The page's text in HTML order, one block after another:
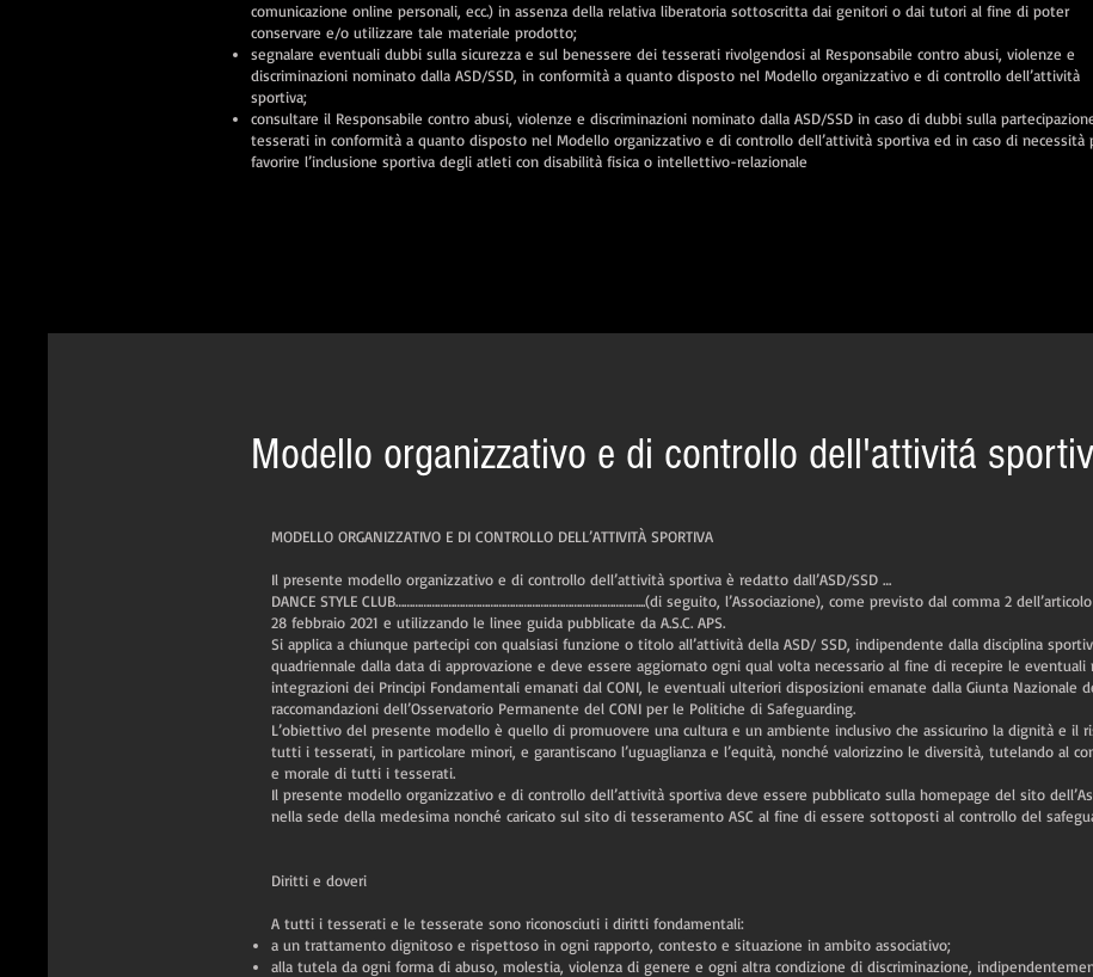
comunicazione online personali, ecc.) in assenza della relativa liberatoria sottoscritta dai genitori o dai tutori al fine di poter
conservare e/o utilizzare tale materiale prodotto;
segnalare eventuali dubbi sulla sicurezza e sul benessere dei tesserati rivolgendosi al Responsabile contro abusi, violenze e
discriminazioni nominato dalla ASD/SSD, in conformità a quanto disposto nel Modello organizzativo e di controllo dell’attività
sportiva;
consultare il Responsabile contro abusi, violenze e discriminazioni nominato dalla ASD/SSD in caso di dubbi sulla
tesserati in conformità a quanto disposto nel Modello organizzativo e di controllo dell’attività sportiva ed in caso di necessità
favorire l’inclusione sportiva degli atleti con disabilità fisica o intellettivo-relazionale
Modello organizzativo e di controllo dell'attivitá
MODELLO ORGANIZZATIVO E DI CONTROLLO DELL’ATTIVITÀ SPORTIVA
Il presente modello organizzativo e di controllo dell’attività sportiva è redatto dall’ASD/SSD …
DANCE STYLE CLUB……………………………………………………………………………...(di seguito, l’Associazione), come previsto dal comma 2
28 febbraio 2021 e utilizzando le linee guida pubblicate da A.S.C. APS.
Si applica a chiunque partecipi con qualsiasi funzione o titolo all’attività della ASD/ SSD, indipendente dalla disciplina
quadriennale dalla data di approvazione e deve essere aggiornato ogni qual volta necessario al fine di recepire le eventuali
integrazioni dei Principi Fondamentali emanati dal CONI, le eventuali ulteriori disposizioni emanate dalla Giunta Nazionale
raccomandazioni dell’Osservatorio Permanente del CONI per le Politiche di Safeguarding.
L’obiettivo del presente modello è quello di promuovere una cultura e un ambiente inclusivo che assicurino la dignità e il
tutti i tesserati, in particolare minori, e garantiscano l’uguaglianza e l’equità, nonché valorizzino le diversità, tutelando al
e morale di tutti i tesserati.
Il presente modello organizzativo e di controllo dell’attività sportiva deve essere pubblicato sulla homepage del sito
nella sede della medesima nonché caricato sul sito di tesseramento ASC al fine di essere sottoposti al controllo del
Diritti e doveri
A tutti i tesserati e le tesserate sono riconosciuti i diritti fondamentali:
a un trattamento dignitoso e rispettoso in ogni rapporto, contesto e situazione in ambito associativo;
alla tutela da ogni forma di abuso, molestia, violenza di genere e ogni altra condizione di discriminazione,